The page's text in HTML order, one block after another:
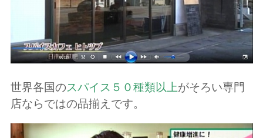
世界各国のスパイス５０種類以上がそろい専門
店ならではの品揃えです。